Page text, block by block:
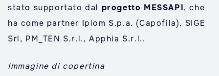
stato supportato dal progetto MESSAPI, che
ha come partner Iplom S.p.a. (Capofila), SIGE
Srl, PM_TEN S.r.l., Apphia S.r.l..
Immagine di copertina